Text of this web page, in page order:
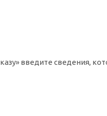
введите сведения,